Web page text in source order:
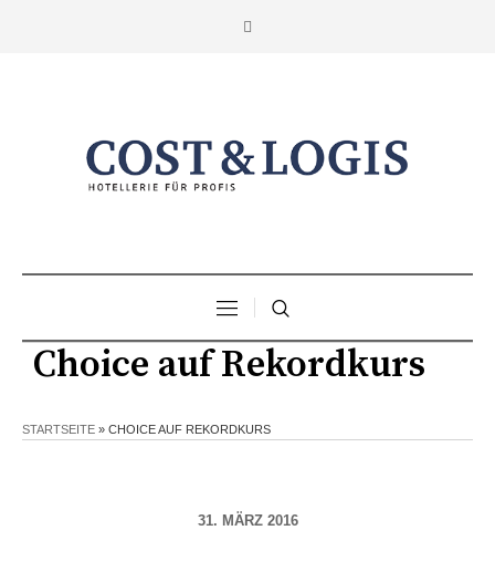
Choice auf Rekordkurs
STARTSEITE » CHOICE AUF REKORDKURS
31. MÄRZ 2016